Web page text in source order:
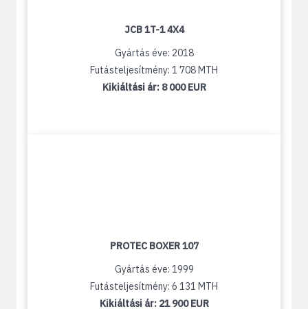
JCB 1T-1 4X4
Gyártás éve: 2018
Futásteljesítmény: 1 708 MTH
Kikiáltási ár: 8 000 EUR
PROTEC BOXER 107
Gyártás éve: 1999
Futásteljesítmény: 6 131 MTH
Kikiáltási ár: 21 900 EUR